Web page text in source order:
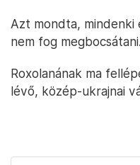
Azt mondta, mindenki
nem fog megbocsátani.
Roxolanának ma
lévő, közép-ukrajnai